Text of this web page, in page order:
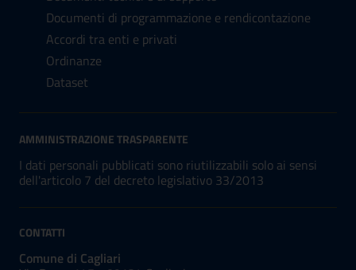
Documenti di programmazione e rendicontazione
Accordi tra enti e privati
Ordinanze
Dataset
AMMINISTRAZIONE TRASPARENTE
I dati personali pubblicati sono riutilizzabili solo ai sensi
dell'articolo 7 del decreto legislativo 33/2013
CONTATTI
Comune di Cagliari